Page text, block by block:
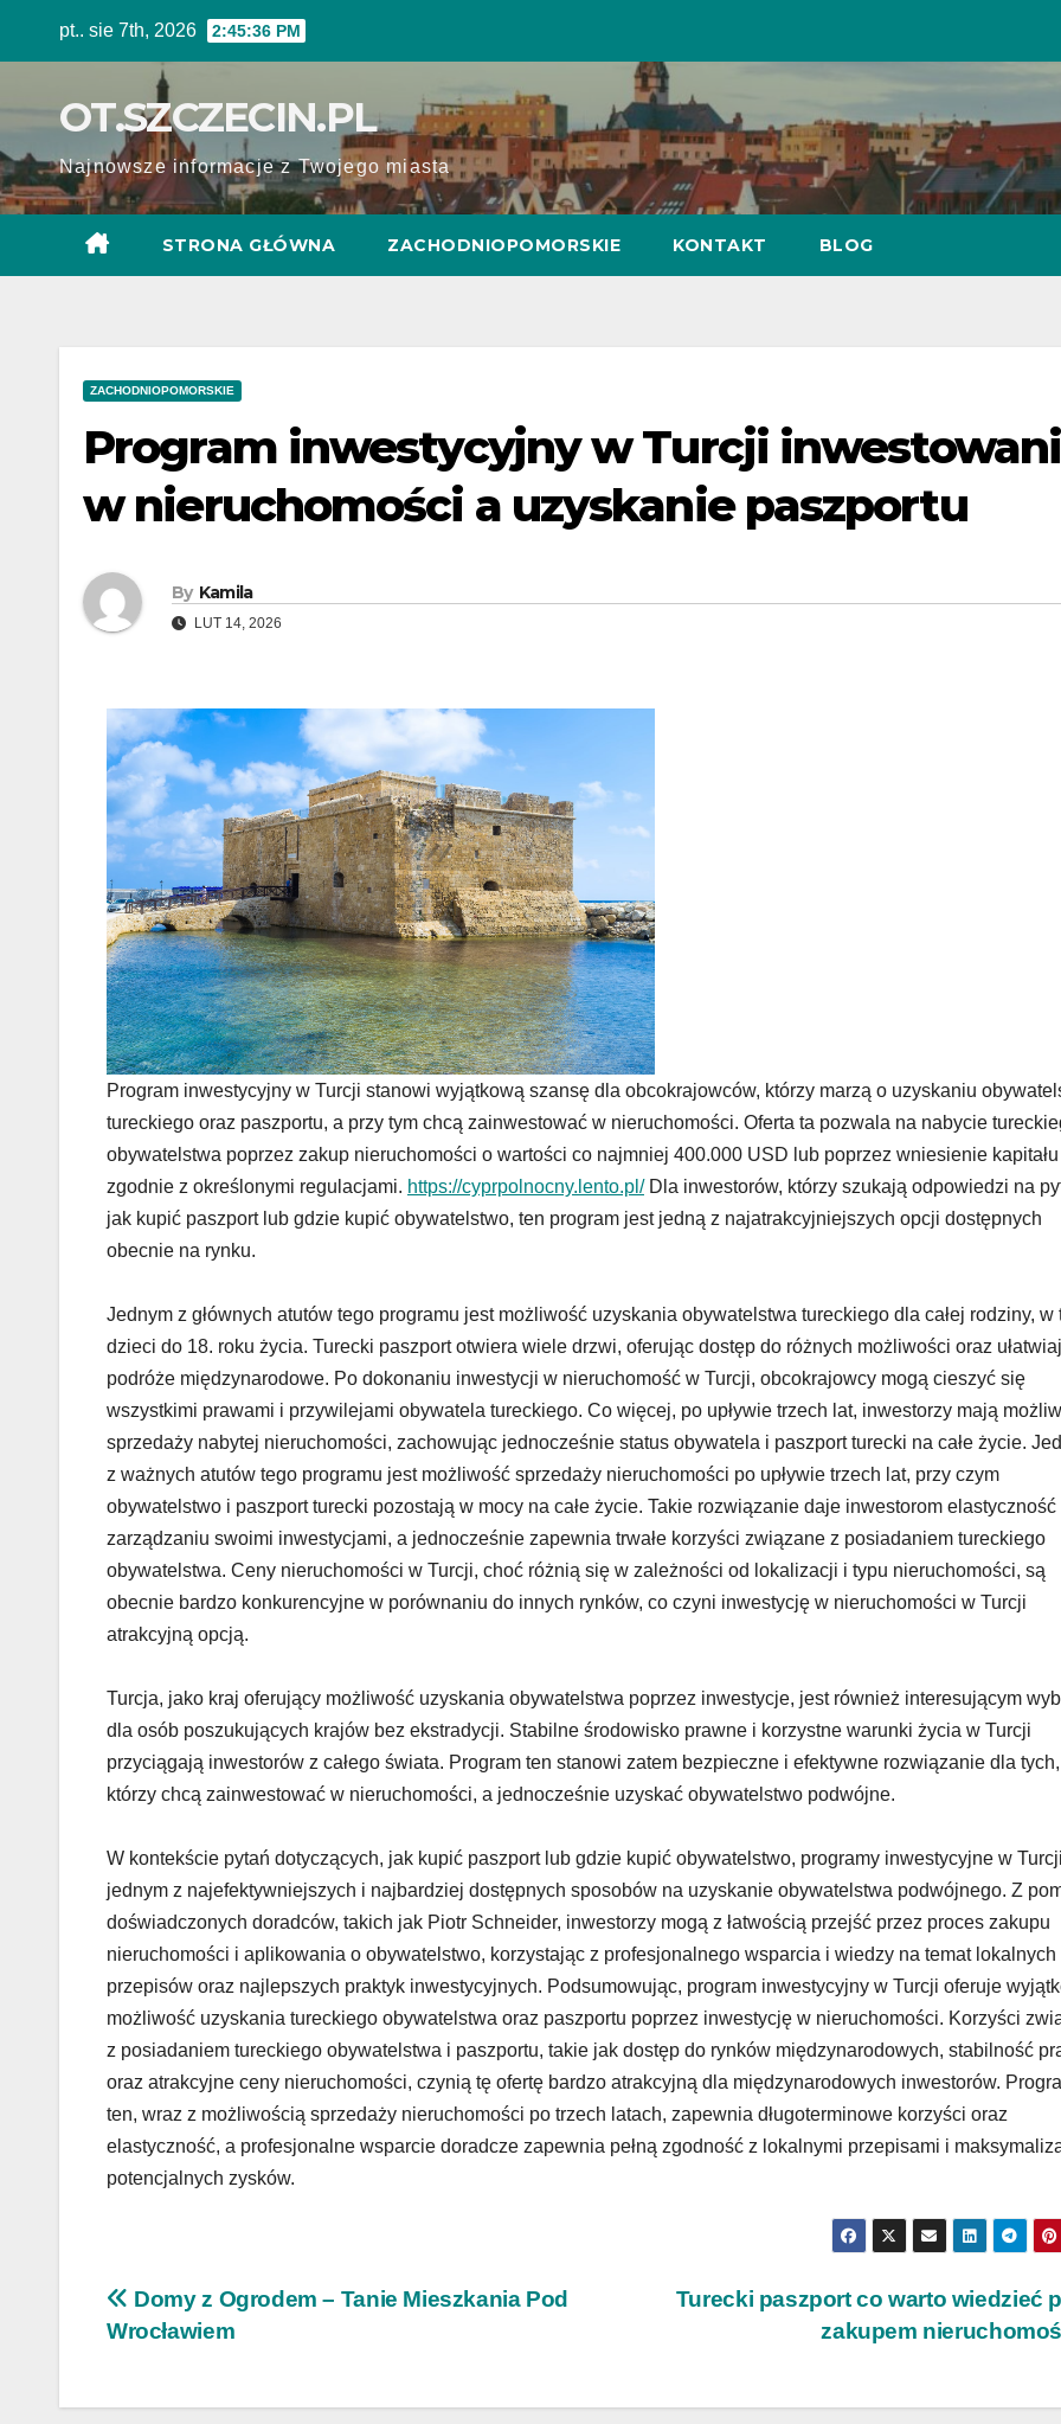
pt.. sie 7th, 2026 2:45:37 PM
OT.SZCZECIN.PL
Najnowsze informacje z Twojego miasta
STRONA GŁÓWNA ZACHODNIOPOMORSKIE KONTAKT BLOG
ZACHODNIOPOMORSKIE
Program inwestycyjny w Turcji
w nieruchomości a uzyskanie paszportu
By Kamila
LUT 14, 2026
Program inwestycyjny w Turcji stanowi wyjątkową szansę dla obcokrajowców, którzy marzą o uzyskaniu
tureckiego oraz paszportu, a przy tym chcą zainwestować w nieruchomości. Oferta ta pozwala na nabycie
obywatelstwa poprzez zakup nieruchomości o wartości co najmniej 400.000 USD lub poprzez wniesienie kapitału
zgodnie z określonymi regulacjami. https://cyprpolnocny.lento.pl/Dla inwestorów, którzy szukają odpowiedzi na
jak kupić paszport lub gdzie kupić obywatelstwo, ten program jest jedną z najatrakcyjniejszych opcji dostępnych
obecnie na rynku.
Jednym z głównych atutów tego programu jest możliwość uzyskania obywatelstwa tureckiego dla całej rodziny, w
dzieci do 18. roku życia. Turecki paszport otwiera wiele drzwi, oferując dostęp do różnych możliwości oraz
podróże międzynarodowe. Po dokonaniu inwestycji w nieruchomość w Turcji, obcokrajowcy mogą cieszyć się
wszystkimi prawami i przywilejami obywatela tureckiego. Co więcej, po upływie trzech lat, inwestorzy mają
sprzedaży nabytej nieruchomości, zachowując jednocześnie status obywatela i paszport turecki na całe życie.
z ważnych atutów tego programu jest możliwość sprzedaży nieruchomości po upływie trzech lat, przy czym
obywatelstwo i paszport turecki pozostają w mocy na całe życie. Takie rozwiązanie daje inwestorom elastyczność
zarządzaniu swoimi inwestycjami, a jednocześnie zapewnia trwałe korzyści związane z posiadaniem tureckiego
obywatelstwa. Ceny nieruchomości w Turcji, choć różnią się w zależności od lokalizacji i typu nieruchomości, są
obecnie bardzo konkurencyjne w porównaniu do innych rynków, co czyni inwestycję w nieruchomości w Turcji
atrakcyjną opcją.
Turcja, jako kraj oferujący możliwość uzyskania obywatelstwa poprzez inwestycje, jest również interesującym
dla osób poszukujących krajów bez ekstradycji. Stabilne środowisko prawne i korzystne warunki życia w Turcji
przyciągają inwestorów z całego świata. Program ten stanowi zatem bezpieczne i efektywne rozwiązanie dla tych,
którzy chcą zainwestować w nieruchomości, a jednocześnie uzyskać obywatelstwo podwójne.
W kontekście pytań dotyczących, jak kupić paszport lub gdzie kupić obywatelstwo, programy inwestycyjne w
jednym z najefektywniejszych i najbardziej dostępnych sposobów na uzyskanie obywatelstwa podwójnego. Z
doświadczonych doradców, takich jak Piotr Schneider, inwestorzy mogą z łatwością przejść przez proces zakupu
nieruchomości i aplikowania o obywatelstwo, korzystając z profesjonalnego wsparcia i wiedzy na temat lokalnych
przepisów oraz najlepszych praktyk inwestycyjnych. Podsumowując, program inwestycyjny w Turcji oferuje
możliwość uzyskania tureckiego obywatelstwa oraz paszportu poprzez inwestycję w nieruchomości. Korzyści
z posiadaniem tureckiego obywatelstwa i paszportu, takie jak dostęp do rynków międzynarodowych, stabilność
oraz atrakcyjne ceny nieruchomości, czynią tę ofertę bardzo atrakcyjną dla międzynarodowych inwestorów.
ten, wraz z możliwością sprzedaży nieruchomości po trzech latach, zapewnia długoterminowe korzyści oraz
elastyczność, a profesjonalne wsparcie doradcze zapewnia pełną zgodność z lokalnymi przepisami i
potencjalnych zysków.
Nawigacja
Turecki paszport co warto wiedzieć
zakupem
Domy z Ogrodem – Tanie Mieszkania Pod
Wrocławiem